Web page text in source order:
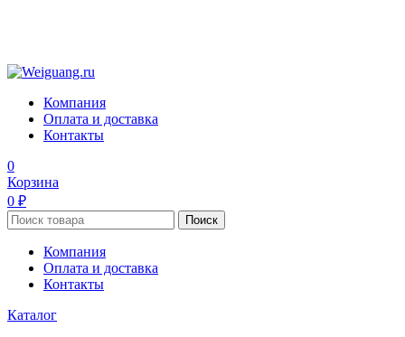
Компания
Оплата и доставка
Контакты
0
Корзина
0 ₽
Поиск
Компания
Оплата и доставка
Контакты
Каталог